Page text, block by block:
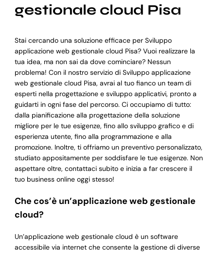
gestionale cloud Pisa
Stai cercando una soluzione efficace per Sviluppo
applicazione web gestionale cloud Pisa? Vuoi realizzare la
tua idea, ma non sai da dove cominciare? Nessun
problema! Con il nostro servizio di Sviluppo applicazione
web gestionale cloud Pisa, avrai al tuo fianco un team di
esperti nella progettazione e sviluppo applicativi, pronto a
guidarti in ogni fase del percorso. Ci occupiamo di tutto:
dalla pianificazione alla progettazione della soluzione
migliore per le tue esigenze, fino allo sviluppo grafico e di
esperienza utente, fino alla programmazione e alla
promozione. Inoltre, ti offriamo un preventivo personalizzato,
studiato appositamente per soddisfare le tue esigenze. Non
aspettare oltre, contattaci subito e inizia a far crescere il
tuo business online oggi stesso!
Che cos’è un’applicazione web gestionale
cloud?
Un’applicazione web gestionale cloud è un software
accessibile via internet che consente la gestione di diverse